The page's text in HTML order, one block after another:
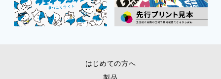
はじめての方へ